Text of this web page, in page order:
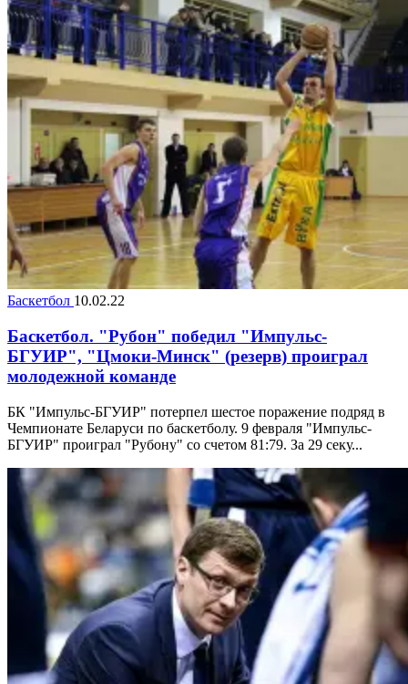
Баскетбол 10.02.22
Баскетбол. "Рубон" победил "Импульс-
БГУИР", "Цмоки-Минск" (резерв) проиграл
молодежной команде
БК "Импульс-БГУИР" потерпел шестое поражение подряд в
Чемпионате Беларуси по баскетболу. 9 февраля "Импульс-
БГУИР" проиграл "Рубону" со счетом 81:79. За 29 секу...